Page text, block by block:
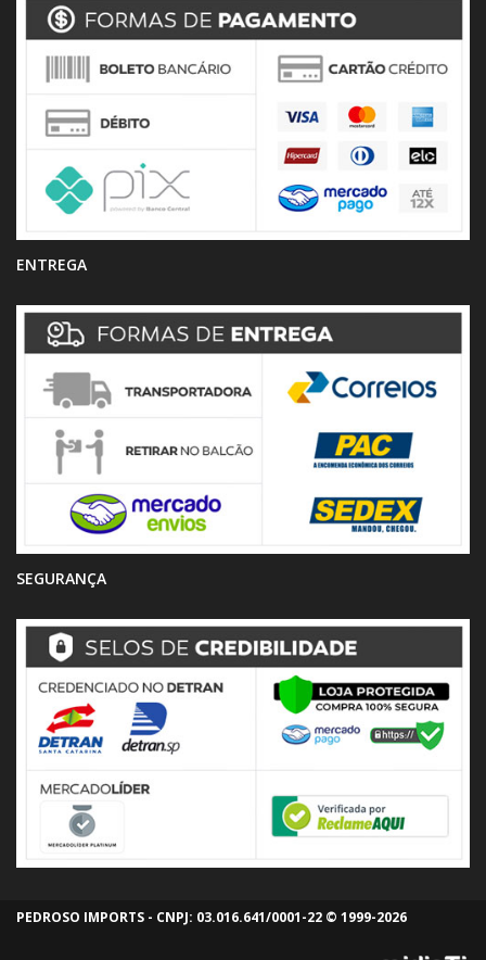
ENTREGA
SEGURANÇA
PEDROSO IMPORTS - CNPJ: 03.016.641/0001-22 © 1999-2026